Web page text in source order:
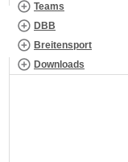
Teams
DBB
Breitensport
Downloads